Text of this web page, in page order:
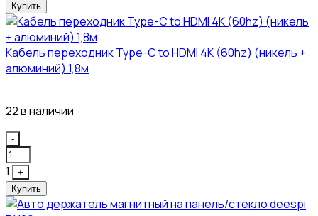
Купить
Кабель переходник Type-C to HDMI 4K (60hz) (никель +
алюминий) 1,8м
22 в наличии
Quantity
-
1
+
Купить